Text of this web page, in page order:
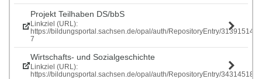
Projekt Teilhaben DS/bbS
Linkziel (URL):
https://bildungsportal.sachsen.de/opal/auth/RepositoryEntry/
7
Wirtschafts- und Sozialgeschichte
Linkziel (URL):
https://bildungsportal.sachsen.de/opal/auth/RepositoryEntry/